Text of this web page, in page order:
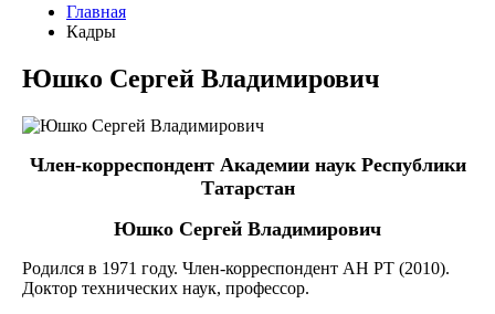
Главная
Кадры
Юшко Сергей Владимирович
Член-корреспондент Академии наук Республики
Татарстан
Юшко Сергей Владимирович
Родился в 1971 году. Член-корреспондент АН РТ (2010).
Доктор технических наук, профессор.